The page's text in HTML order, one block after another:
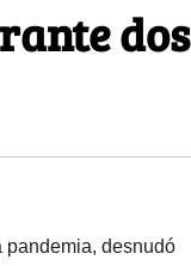
dos
pandemia, desnudó